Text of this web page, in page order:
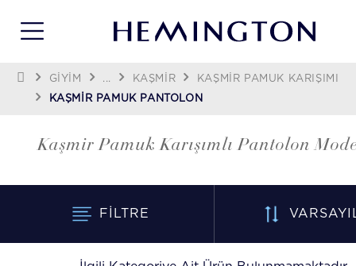
GİYİM ... KAŞMIR
KAŞMIR PAMUK KARIŞIMI
KAŞMIR PAMUK PANTOLON
Kaşmir Pamuk Karışımlı Pantolon
FILTRE